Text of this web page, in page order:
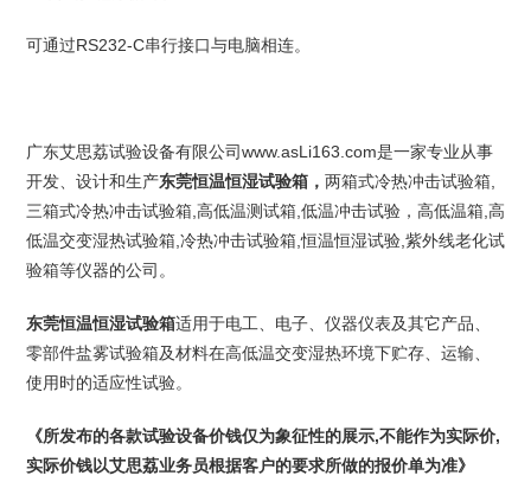
可通过RS232-C串行接口与电脑相连。
广东艾思荔试验设备有限公司 www.asLi163.com是一家专业从事
开发、设计和生产东莞恒温恒湿试验箱， 两箱式冷热冲击试验箱,
三箱式冷热冲击试验箱,高低温测试箱,低温冲击试验，高低温箱,高
低温交变湿热试验箱,冷热冲击试验箱,恒温恒湿试验,紫外线老化试
验箱等仪器的公司。
东莞恒温恒湿试验箱适用于电工、电子、仪器仪表及其它产品、
零部件盐雾试验箱及材料在高低温交变湿热环境下贮存、运输、
使用时的适应性试验。
《所发布的各款试验设备价钱仅为象征性的展示,不能作为实际价,
实际价钱以艾思荔业务员根据客户的要求所做的报价单为准》